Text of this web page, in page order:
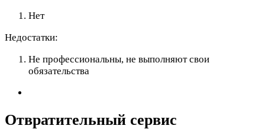
Нет
Недостатки:
Не профессиональны, не выполняют свои
обязательства
Отвратительный сервис